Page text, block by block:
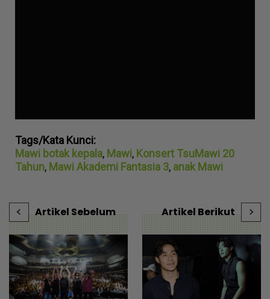
Tags/Kata Kunci:
Mawi botak kepala, Mawi, Konsert TsuMawi 20
Tahun, Mawi Akademi Fantasia 3, anak Mawi
Artikel Sebelum Artikel Berikut